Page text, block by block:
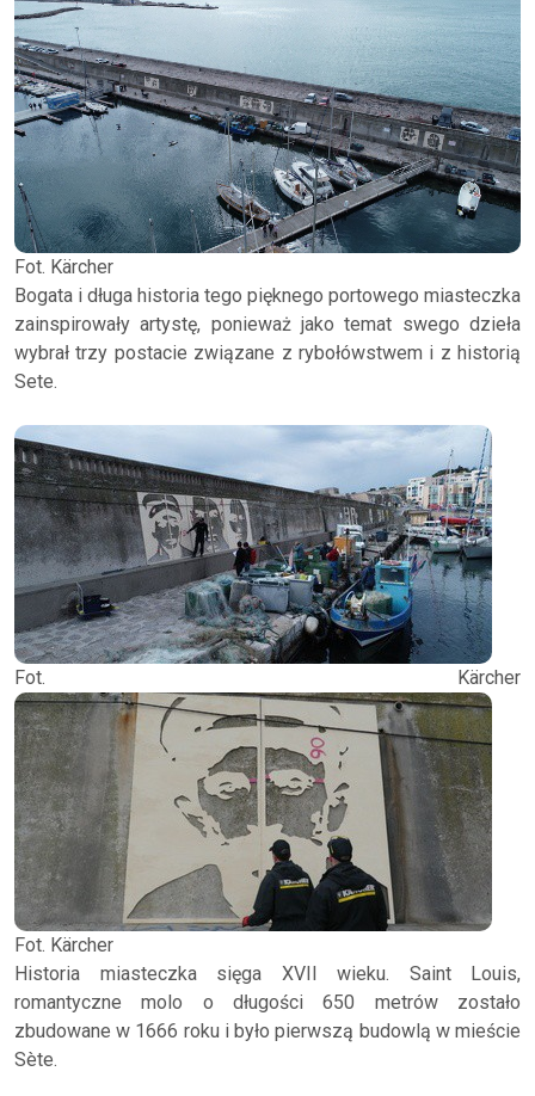
Fot. Kärcher
Bogata i długa historia tego pięknego portowego miasteczka
zainspirowały artystę, ponieważ jako temat swego dzieła
wybrał trzy postacie związane z rybołówstwem i z historią
Sete.
Fot. Kärcher
Fot. Kärcher
Historia miasteczka sięga XVII wieku. Saint Louis,
romantyczne molo o długości 650 metrów zostało
zbudowane w 1666 roku i było pierwszą budowlą w mieście
Sète.